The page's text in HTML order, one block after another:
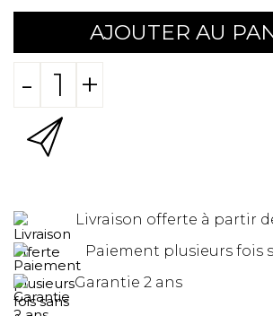
AJOUTER AU
- +
Livraison offerte à partir
Paiement plusieurs fois
Garantie 2 ans